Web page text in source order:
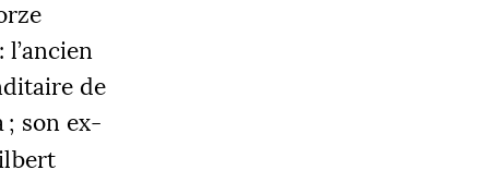
de
; son ex-